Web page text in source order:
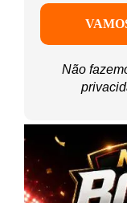
Não